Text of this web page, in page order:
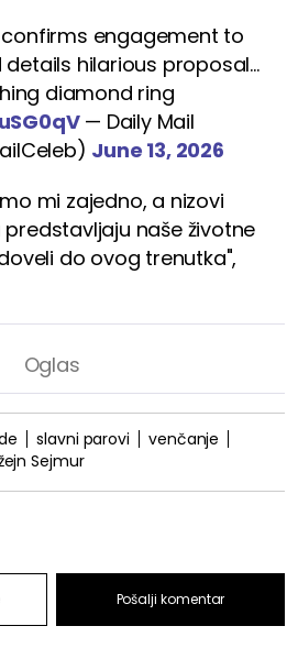
engagement to
hilarious proposal...
diamond ring
— Daily Mail
June 13, 2026
mi zajedno, a nizovi
naše životne
do ovog trenutka",
slavni parovi
venčanje
Sejmur
Pošalji komentar